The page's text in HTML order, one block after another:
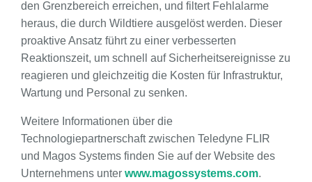
den Grenzbereich erreichen, und filtert Fehlalarme
heraus, die durch Wildtiere ausgelöst werden. Dieser
proaktive Ansatz führt zu einer verbesserten
Reaktionszeit, um schnell auf Sicherheitsereignisse zu
reagieren und gleichzeitig die Kosten für Infrastruktur,
Wartung und Personal zu senken.
Weitere Informationen über die
Technologiepartnerschaft zwischen Teledyne FLIR
und Magos Systems finden Sie auf der Website des
Unternehmens unter www.magossystems.com.